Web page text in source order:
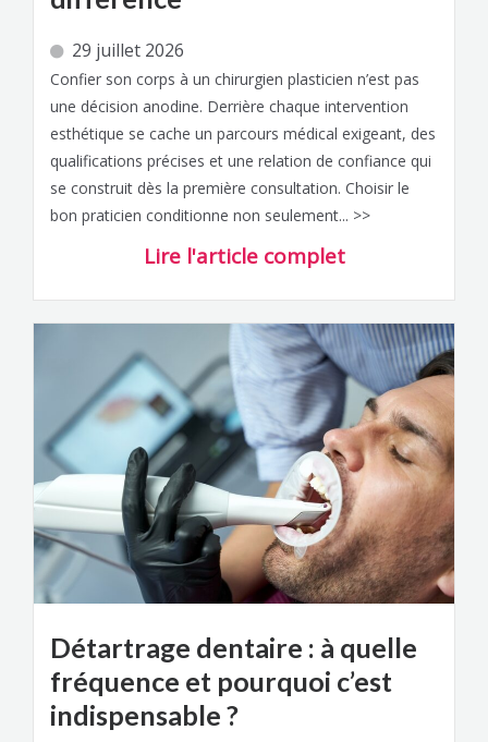
29 juillet 2026
Confier son corps à un chirurgien plasticien n’est pas
une décision anodine. Derrière chaque intervention
esthétique se cache un parcours médical exigeant, des
qualifications précises et une relation de confiance qui
se construit dès la première consultation. Choisir le
bon praticien conditionne non seulement... >>
Lire l'article complet
Détartrage dentaire : à quelle
fréquence et pourquoi c’est
indispensable ?